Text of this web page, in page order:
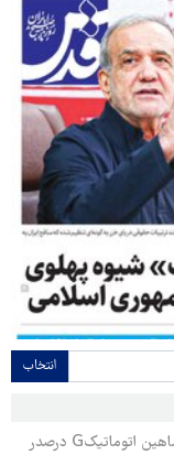
انتخاب
قیمت محصولات سایپا یکشنبه ۱۸ مرداد ۱۴۰۵/ شاهین اتوماتیکG درصدر